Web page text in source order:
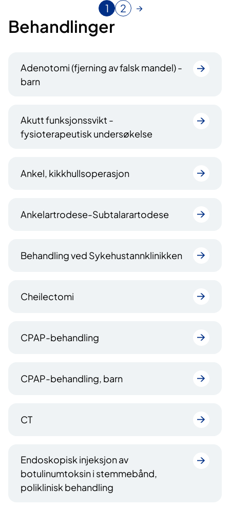
N
å
v
e
s
i
1
G
s
2
Behandlinger
Adenotomi (fjerning av falsk mandel) -
barn
Akutt funksjonssvikt -
fysioterapeutisk undersøkelse
Ankel, kikkhullsoperasjon
Ankelartrodese-Subtalarartodese
Behandling ved Sykehustannklinikken
Cheilectomi
CPAP-behandling
CPAP-behandling, barn
CT
Endoskopisk injeksjon av
botulinumtoksin i stemmebånd,
poliklinisk behandling